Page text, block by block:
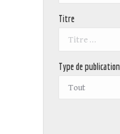
Titre
Type de publication